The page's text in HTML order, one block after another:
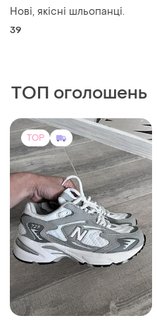
Нові, якісні шльопанці.
39
ТОП оголошень
TOP